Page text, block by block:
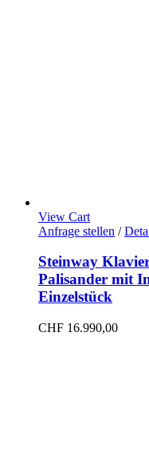
View Cart
Anfrage stellen /
Steinway
Palisander mit
Einzelstück
CHF 16.990,00